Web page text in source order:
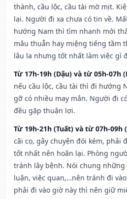
thành, cầu lộc, cầu tài mờ mịt.
lại. Người đi xa chưa có tin về.
hướng Nam thì tìm nhanh mới
mâu thuẫn hay miệng tiếng tầm
lâu la nhưng tốt nhất làm việc gì
Từ 17h-19h (Dậu) và từ 05h-07h
nếu cầu lộc, cầu tài thì đi hướng
gỡ có nhiều may mắn. Người đi
đều gặp thuận lợi.
Từ 19h-21h (Tuất) và từ 07h-09h
cãi cọ, gây chuyện đói kém, phải
tốt nhất nên hoãn lại. Phòng
tránh lây bệnh. Nói chung
luận, việc quan,…nên tránh đi
phải đi vào giờ này thì nên giữ